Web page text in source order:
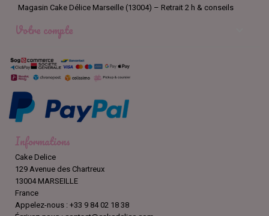
Magasin Cake Délice Marseille (13004) – Retrait 2 h & conseils
Votre compte
Informations
Cake Delice
129 Avenue des Chartreux
13004 MARSEILLE
France
Appelez-nous : +33 9 84 02 18 38